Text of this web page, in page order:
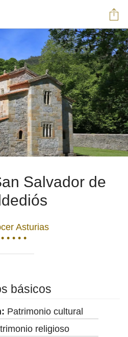
Salvador de
Asturias
• • • • •
básicos
Patrimonio cultural
religioso